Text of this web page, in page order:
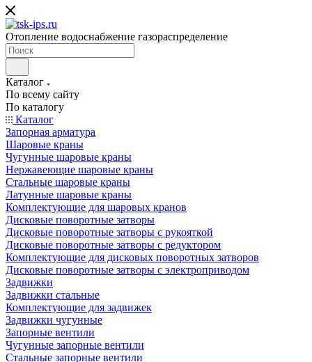
Отопление водоснабжение газораспределение
Каталог
По всему сайту
По каталогу
Каталог
Запорная арматура
Шаровые краны
Чугунные шаровые краны
Нержавеющие шаровые краны
Стальные шаровые краны
Латунные шаровые краны
Комплектующие для шаровых кранов
Дисковые поворотные затворы
Дисковые поворотные затворы с рукояткой
Дисковые поворотные затворы с редуктором
Комплектующие для дисковых поворотных затворов
Дисковые поворотные затворы с электроприводом
Задвижки
Задвижки стальные
Комплектующие для задвижек
Задвижки чугунные
Запорные вентили
Чугунные запорные вентили
Стальные запорные вентили